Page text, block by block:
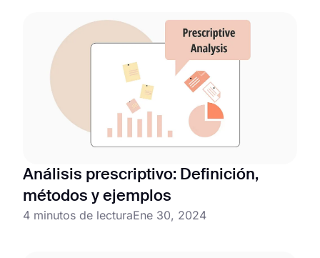
Análisis prescriptivo: Definición,
métodos y ejemplos
4 minutos de lecturaEne 30, 2024